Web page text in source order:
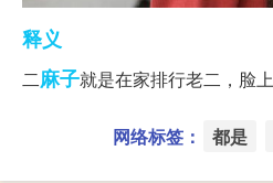
释义
二麻子就是在家排行老二，脸上
网络标签： 都是